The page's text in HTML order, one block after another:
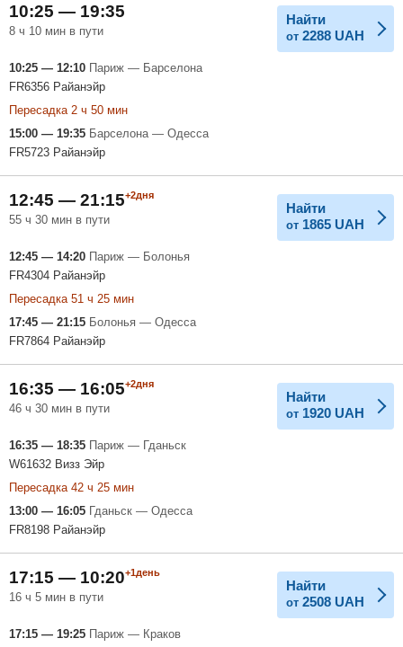
10:25 — 19:35
8 ч 10 мин в пути
Найти
от 2288 UAH
10:25 — 12:10 Париж — Барселона
FR6356 Райанэйр
Пересадка 2 ч 50 мин
15:00 — 19:35 Барселона — Одесса
FR5723 Райанэйр
12:45 — 21:15+2дня
55 ч 30 мин в пути
Найти
от 1865 UAH
12:45 — 14:20 Париж — Болонья
FR4304 Райанэйр
Пересадка 51 ч 25 мин
17:45 — 21:15 Болонья — Одесса
FR7864 Райанэйр
16:35 — 16:05+2дня
46 ч 30 мин в пути
Найти
от 1920 UAH
16:35 — 18:35 Париж — Гданьск
W61632 Визз Эйр
Пересадка 42 ч 25 мин
13:00 — 16:05 Гданьск — Одесса
FR8198 Райанэйр
17:15 — 10:20+1день
16 ч 5 мин в пути
Найти
от 2508 UAH
17:15 — 19:25 Париж — Краков